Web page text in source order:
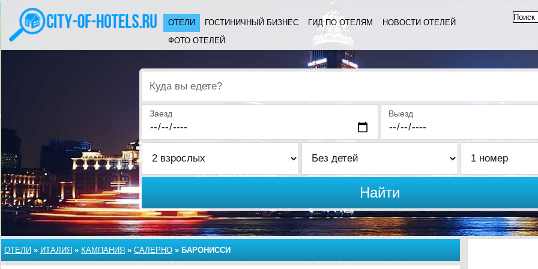
ОТЕЛИ ГОСТИНИЧНЫЙ БИЗНЕС ГИД ПО ОТЕЛЯМ
НОВОСТИ ОТЕЛЕЙ
ФОТО ОТЕЛЕЙ
Куда вы едете?
Заезд Выезд
Найти
ОТЕЛИ » ИТАЛИЯ » КАМПАНИЯ » САЛЕРНО » БАРОНИССИ